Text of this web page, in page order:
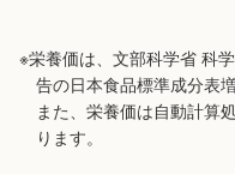
※栄養価は、文部科学省 科
告の日本食品標準成分表
また、栄養価は自動計算
ります。